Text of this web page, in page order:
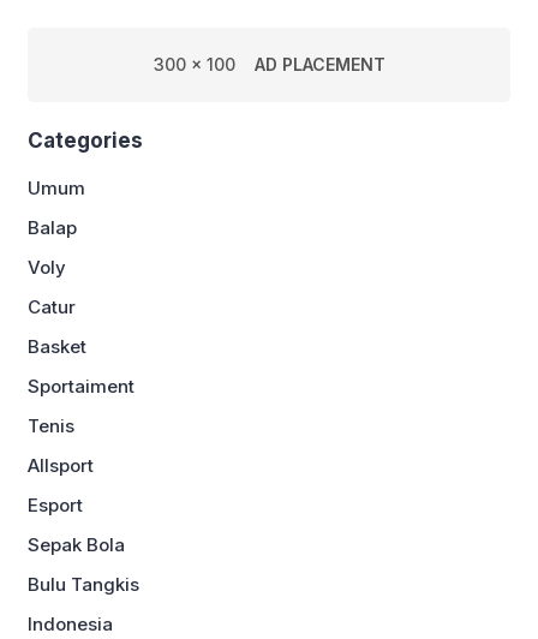
300 x 100 AD PLACEMENT
Categories
Umum
Balap
Voly
Catur
Basket
Sportaiment
Tenis
Allsport
Esport
Sepak Bola
Bulu Tangkis
Indonesia